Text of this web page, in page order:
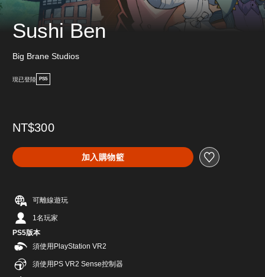
Sushi Ben
Big Brane Studios
現已登陸 PS5
NT$300
加入購物籃
可離線遊玩
1名玩家
PS5版本
須使用PlayStation VR2
須使用PS VR2 Sense控制器